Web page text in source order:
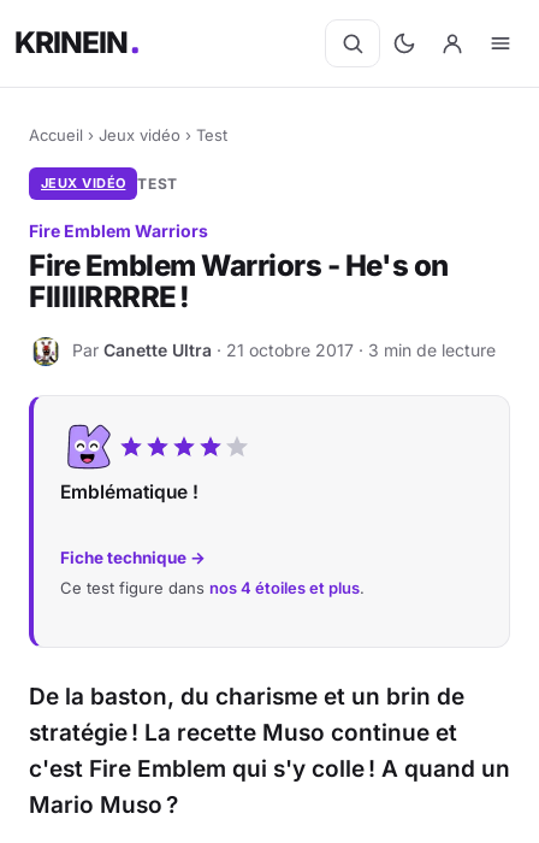
KRINEIN
Accueil › Jeux vidéo › Test
JEUX VIDÉO TEST
Fire Emblem Warriors
Fire Emblem Warriors - He's on
FIIIIIRRRRE !
C Par Canette Ultra · 21 octobre 2017 · 3 min de lecture
Emblématique !
Fiche technique →
Ce test figure dans nos 4 étoiles et plus.
De la baston, du charisme et un brin de
stratégie ! La recette Muso continue et
c'est Fire Emblem qui s'y colle ! A quand un
Mario Muso ?